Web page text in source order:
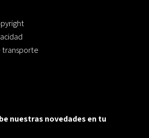
transporte
nuestras novedades en tu